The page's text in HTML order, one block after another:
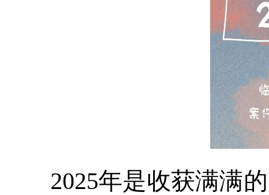
2025年是收获满满